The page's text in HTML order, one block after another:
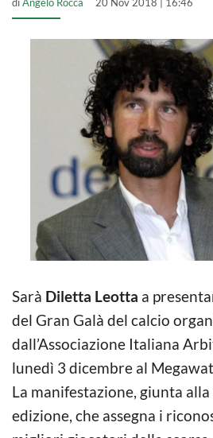
Sarà Diletta Leotta a
del Gran Galà del calcio
dall’Associazione Italiana
lunedì 3 dicembre al
La manifestazione, giunta
edizione, che assegna i